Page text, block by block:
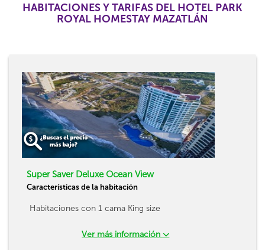
HABITACIONES Y TARIFAS DEL HOTEL PARK
ROYAL HOMESTAY MAZATLÁN
Super Saver Deluxe Ocean View
Características de la habitación
Habitaciones con 1 cama King size
Ver más información